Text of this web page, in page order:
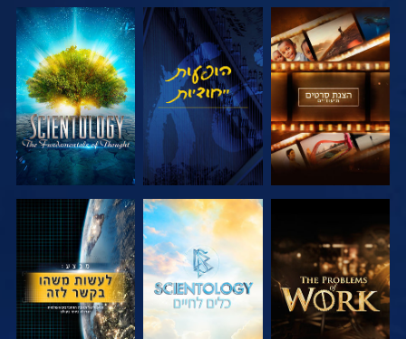
בדוק את הסדרה צפה בדוק את הסדרה
בדוק את הסדרה בדוק את הסדרה צפה